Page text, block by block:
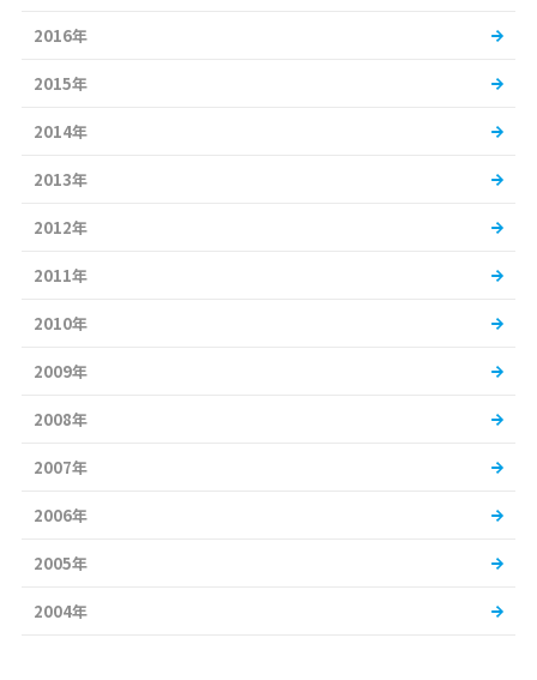
2016年
2015年
2014年
2013年
2012年
2011年
2010年
2009年
2008年
2007年
2006年
2005年
2004年